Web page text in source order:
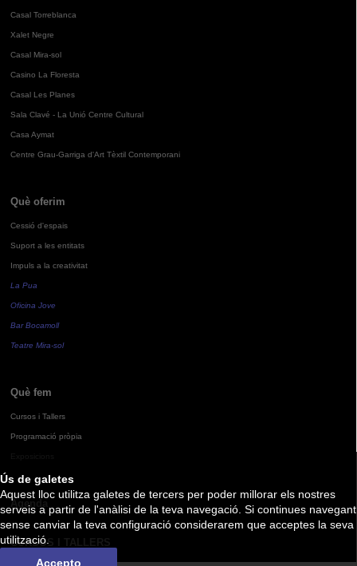
Ús de galetes
Aquest lloc utilitza galetes de tercers per poder millorar els nostres
serveis a partir de l'anàlisi de la teva navegació. Si continues navegant
sense canviar la teva configuració considerarem que acceptes la seva
utilització.
Accepto
Casal Torreblanca
Xalet Negre
Casal Mira-sol
Casino La Floresta
Casal Les Planes
Sala Clavé - La Unió Centre Cultural
Casa Aymat
Centre Grau-Garriga d'Art Tèxtil Contemporani
Què oferim
Cessió d'espais
Suport a les entitats
Impuls a la creativitat
La Pua
Oficina Jove
Bar Bocamoll
Teatre Mira-sol
Què fem
Cursos i Tallers
Programació pròpia
Agenda
CURSOS I TALLERS